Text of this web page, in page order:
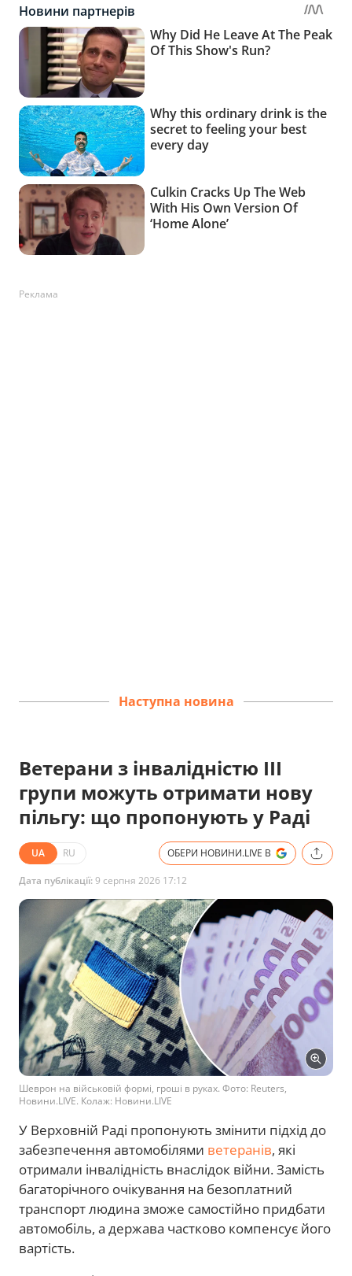
Реклама
Наступна новина
Ветерани з інвалідністю III
групи можуть отримати нову
пільгу: що пропонують у Раді
UA RU ОБЕРИ НОВИНИ.LIVE В
Дата публікації:9 серпня 2026 17:12
Шеврон на військовій формі, гроші в руках. Фото: Reuters,
Новини.LIVE. Колаж: Новини.LIVE
У Верховній Раді пропонують змінити підхід до
забезпечення автомобілями ветеранів, які
отримали інвалідність внаслідок війни. Замість
багаторічного очікування на безоплатний
транспорт людина зможе самостійно придбати
автомобіль, а держава частково компенсує його
вартість.